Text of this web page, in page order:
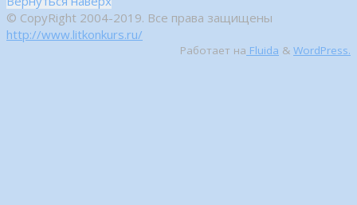
© CopyRight 2004-2019. Все права защищены
http://www.litkonkurs.ru/
Работает на Fluida & WordPress.